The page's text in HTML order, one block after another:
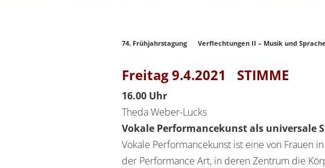
74. Frühjahrstagung Verflechtungen II – Musik und
Freitag 9.4.2021 STIMME
16.00 Uhr
Theda Weber-Lucks
Vokale Performancekunst als universale
Vokale Performancekunst ist eine von Frauen
der Performance Art, in deren Zentrum die